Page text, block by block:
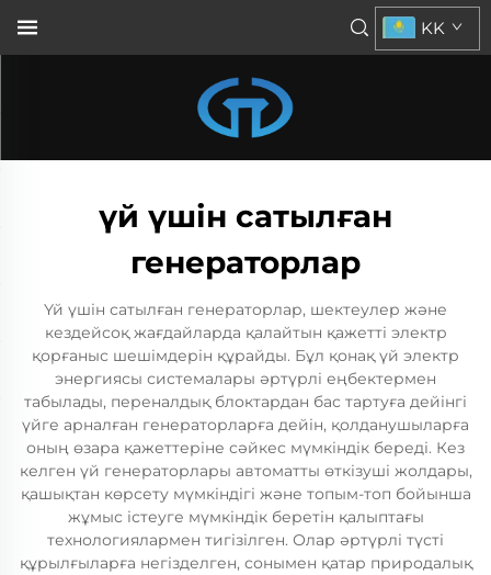
KK
үй үшін сатылған
генераторлар
Үй үшін сатылған генераторлар, шектеулер және
кездейсоқ жағдайларда қалайтын қажетті электр
қорғаныс шешімдерін құрайды. Бұл қонақ үй электр
энергиясы системалары әртүрлі еңбектермен
табылады, переналдық блоктардан бас тартуға дейінгі
үйге арналған генераторларға дейін, қолданушыларға
оның өзара қажеттеріне сәйкес мүмкіндік береді. Кез
келген үй генераторлары автоматты өткізуші жолдары,
қашықтан көрсету мүмкіндігі және топым-топ бойынша
жұмыс істеуге мүмкіндік беретін қалыптағы
технологиялармен тигізілген. Олар әртүрлі түсті
құрылғыларға негізделген, сонымен қатар природалық